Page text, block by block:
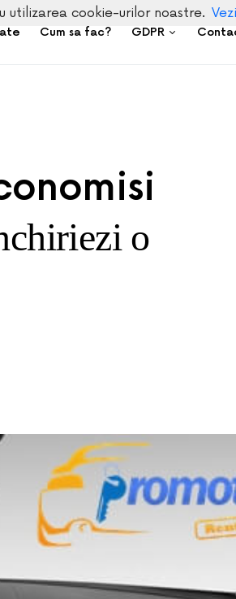
Cum sa fac? GDPR
o
utilizarea cookie-urilor noastre.